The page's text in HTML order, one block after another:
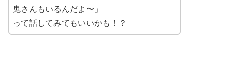
鬼さんもいるんだよ〜」
って話してみてもいいかも！？